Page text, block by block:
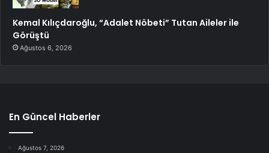
Kemal Kılıçdaroğlu, “Adalet Nöbeti” Tutan Aileler ile
Görüştü
Ağustos 6, 2026
En Güncel Haberler
Ağustos 7, 2026